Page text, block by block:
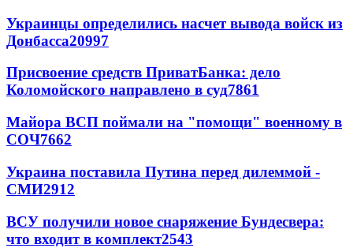
Украинцы определились насчет вывода войск из
Донбасса20997
Присвоение средств ПриватБанка: дело
Коломойского направлено в суд7861
Майора ВСП поймали на "помощи" военному в
СОЧ7662
Украина поставила Путина перед дилеммой -
СМИ2912
ВСУ получили новое снаряжение Бундесвера:
что входит в комплект2543